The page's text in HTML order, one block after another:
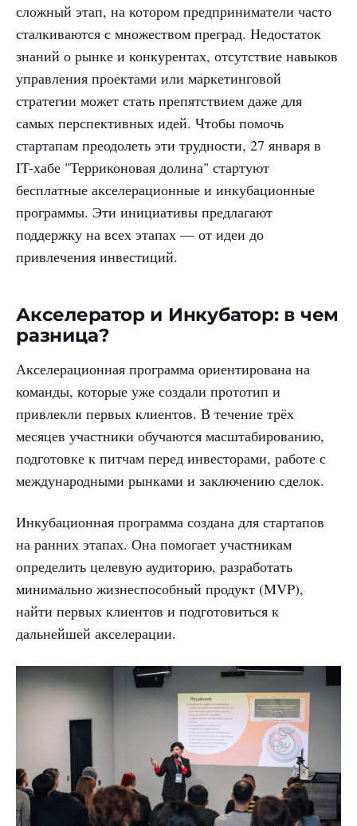
сложный этап, на котором предприниматели часто
сталкиваются с множеством преград. Недостаток
знаний о рынке и конкурентах, отсутствие навыков
управления проектами или маркетинговой
стратегии может стать препятствием даже для
самых перспективных идей. Чтобы помочь
стартапам преодолеть эти трудности, 27 января в
IT-хабе "Терриконовая долина" стартуют
бесплатные акселерационные и инкубационные
программы. Эти инициативы предлагают
поддержку на всех этапах — от идеи до
привлечения инвестиций.
Акселератор и Инкубатор: в чем
разница?
Акселерационная программа ориентирована на
команды, которые уже создали прототип и
привлекли первых клиентов. В течение трёх
месяцев участники обучаются масштабированию,
подготовке к питчам перед инвесторами, работе с
международными рынками и заключению сделок.
Инкубационная программа создана для стартапов
на ранних этапах. Она помогает участникам
определить целевую аудиторию, разработать
минимально жизнеспособный продукт (MVP),
найти первых клиентов и подготовиться к
дальнейшей акселерации.